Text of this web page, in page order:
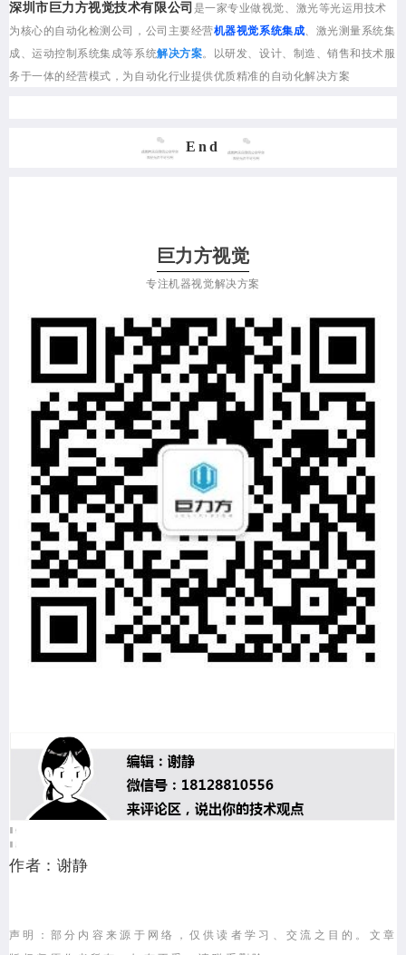
深圳市巨力方视觉技术有限公司 是一家专业做视觉、激光等光运用技术
为核心的自动化检测公司，公司主要经营机器视觉系统集成、激光测量系统集
成、运动控制系统集成等系统解决方案。以研发、设计、制造、销售和技术服
务于一体的经营模式，为自动化行业提供优质精准的自动化解决方案
End
巨力方视觉
专注机器视觉解决方案
作者：谢静
声明：部分内容来源于网络，仅供读者学习、交流之目的。文章